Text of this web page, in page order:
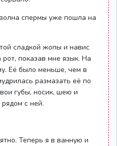
спермы уже пошла на
сладкой жопы и навис
показав мне язык. На
Её было меньше, чем в
размазать её по
губы, носик, шею и
с ней.
Теперь я в ванную и